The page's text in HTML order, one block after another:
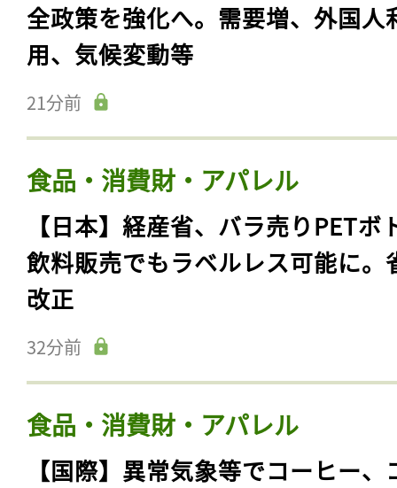
全政策を強化へ。需要増、外国人
用、気候変動等
21分前
食品・消費財・アパレル
【日本】経産省、バラ売りPETボ
飲料販売でもラベルレス可能に。
改正
32分前
食品・消費財・アパレル
【国際】異常気象等でコーヒー、